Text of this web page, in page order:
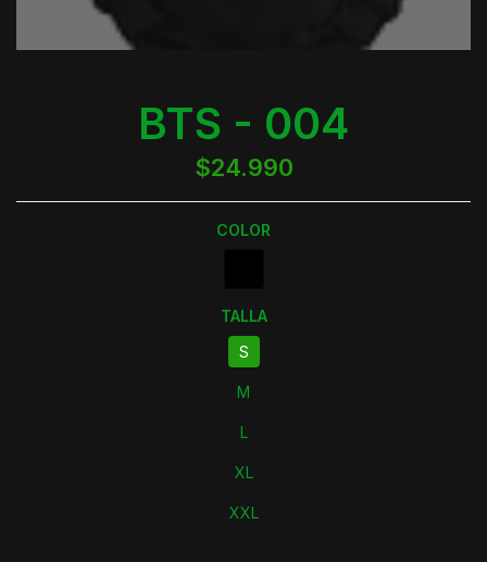
BTS - 004
$24.990
COLOR
TALLA
S
M
L
XL
XXL